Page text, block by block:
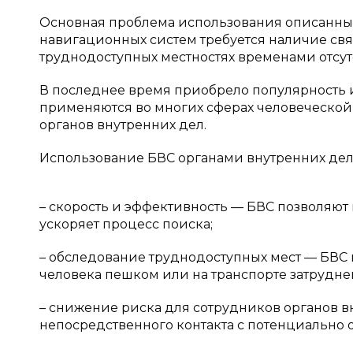
Основная проблема использования
навигационных систем требуется наличие
труднодоступных местностях временами
В последнее время приобрело
применяются во многих сферах
органов внутренних дел.
Использование БВС органами внутренних
– скорость и эффективность — БВС
ускоряет процесс поиска;
– обследование труднодоступных мест — БВС
человека пешком или на транспорте
– снижение риска для сотрудников органов
непосредственного контакта с